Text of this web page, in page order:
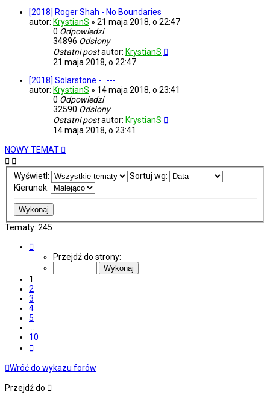
[2018] Roger Shah - No Boundaries
autor: KrystianS » 21 maja 2018, o 22:47
0 Odpowiedzi
34896 Odsłony
Ostatni postautor: KrystianS
21 maja 2018, o 22:47
[2018] Solarstone - ..---
autor: KrystianS » 14 maja 2018, o 23:41
0 Odpowiedzi
32590 Odsłony
Ostatni postautor: KrystianS
14 maja 2018, o 23:41
NOWY TEMAT
Wyświetl:
Sortuj wg:
Kierunek:
Tematy: 245
Przejdź do strony:
1
2
3
4
5
10
Wróć do wykazu forów
Przejdź do